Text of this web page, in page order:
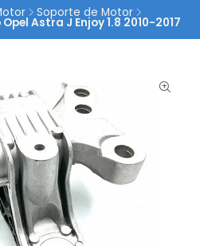
Soporte de Motor
Astra J Enjoy 1.8 2010-2017